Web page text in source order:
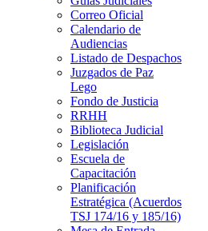
Correo Oficial
Calendario de
Audiencias
Listado de Despachos
Juzgados de Paz
Lego
Fondo de Justicia
RRHH
Biblioteca Judicial
Legislación
Escuela de
Capacitación
Planificación
Estratégica (Acuerdos
TSJ 174/16 y 185/16)